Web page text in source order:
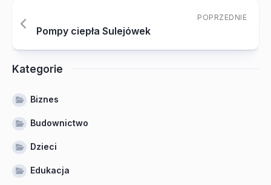
POPRZEDNIE
Pompy ciepła Sulejówek
Kategorie
Biznes
Budownictwo
Dzieci
Edukacja